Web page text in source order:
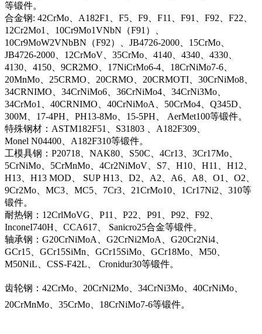
等锻件。
合金钢: 42CrMo、A182F1、F5、F9、F11、F91、F92、F22、
12Cr2Mo1、10Cr9Mo1VNbN（F91）、
10Cr9MoW2VNbBN（F92）、JB4726-2000、15CrMo、
JB4726-2000、12CrMoV、35CrMo、4140、4340、4330、
4130、4150、9CR2MO、17NiCrMo6-4、18CrNiMo7-6、
20MnMo、25CRMO、20CRMO、20CRMOTI、30CrNiMo8、
34CRNIMO、34CrNiMo6、36CrNiMo4、34CrNi3Mo、
34CrMo1、40CRNIMO、40CrNiMoA、50CrMo4、Q345D、
300M、17-4PH、PH13-8Mo、15-5PH、 AerMet100等锻件。
特殊钢材：ASTM182F51、S31803 、A182F309、
Monel N04400、A182F310等锻件。
工模具钢：P20718、NAK80、S50C、4Cr13、3Cr17Mo、
5CrNiMo、5CrMnMo、4Cr2NiMoV、S7、H10、H11、H12、
H13、H13 MOD、 SUP H13、D2、A2、A6、A8、O1、O2、
9Cr2Mo、MC3、MC5、7Cr3、21CrMo10、1Cr17Ni2、310等
锻件。
耐热钢：12CrlMoVG、P11、P22、P91、P92、F92、
InconeI740H、CCA617、 Sanicro25合金等锻件。
轴承钢：G20CrNiMoA、G2CrNi2MoA、G20Cr2Ni4、
GCr15、GCr15SiMn、GCr15SiMo、GCr18Mo、M50、
M50NiL、CSS-F42L、 Cronidur30等锻件。
齿轮钢：42CrMo、20CrNi2Mo、34CrNi3Mo、40CrNiMo、
20CrMnMo、35CrMo、18CrNiMo7-6等锻件。